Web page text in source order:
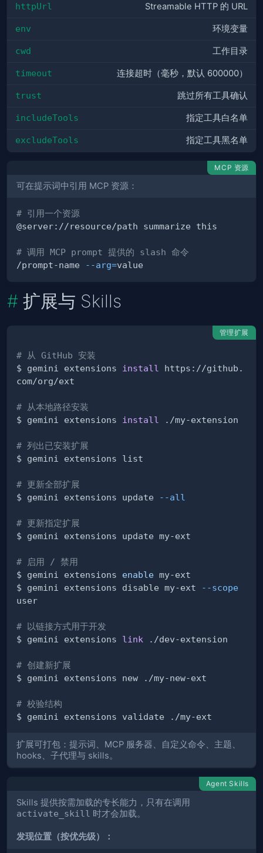
httpUrl Streamable HTTP 的 URL
env 环境变量
cwd 工作目录
timeout 连接超时（毫秒，默认 600000）
trust 跳过所有工具确认
includeTools 指定工具白名单
excludeTools 指定工具黑名单
MCP 资源
可在提示词中引用 MCP 资源：
# 引用一个资源
# 调用 MCP prompt 提供的 slash 命令
/prompt-name
--arg=
扩展与 Skills
管理扩展
# 从 GitHub 安装
$ gemini extensions install
https://github.
# 从本地路径安装
$ gemini extensions install
# 列出已安装扩展
# 更新全部扩展
$ gemini extensions update
--all
# 更新指定扩展
# 启用 / 禁用
$ gemini extensions enable
$ gemini extensions disable my-ext
--scope
# 以链接方式用于开发
$ gemini extensions link
# 创建新扩展
# 校验结构
扩展可打包：提示词、MCP 服务器、自定义命令、主题、
hooks、子代理与 skills。
Agent Skills
Skills 提供按需加载的专长能力，只有在调用
activate_skill 时才会加载。
发现位置（按优先级）：